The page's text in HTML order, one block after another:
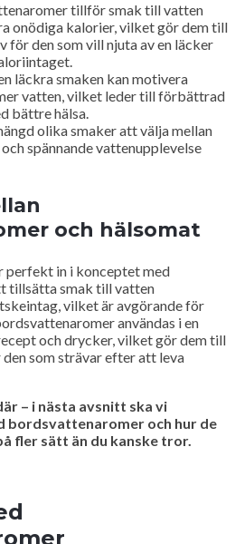
tillför smak till vatten
onödiga kalorier, vilket gör dem till
den som vill njuta av en läcker
läckra smaken kan motivera
vatten, vilket leder till förbättrad
bättre hälsa.
olika smaker att välja mellan
spännande vattenupplevelse
och hälsomat
perfekt in i konceptet med
tillsätta smak till vatten
vilket är avgörande för
användas i en
och drycker, vilket gör dem till
som strävar efter att leva
– i nästa avsnitt ska vi
bordsvattenaromer och hur de
fler sätt än du kanske tror.